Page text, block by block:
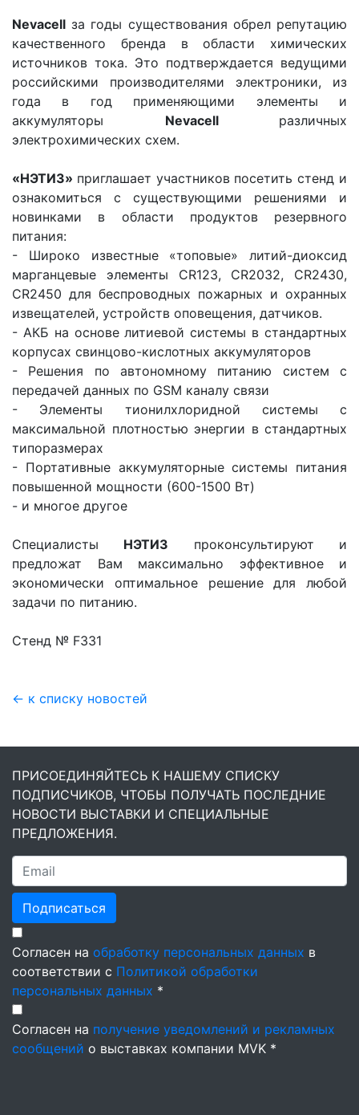
Nevacell за годы существования обрел репутацию
качественного бренда в области химических
источников тока. Это подтверждается ведущими
российскими производителями электроники, из
года в год применяющими элементы и
аккумуляторы Nevacell различных
электрохимических схем.
«НЭТИЗ» приглашает участников посетить стенд и
ознакомиться с существующими решениями и
новинками в области продуктов резервного
питания:
- Широко известные «топовые» литий-диоксид
марганцевые элементы CR123, CR2032, CR2430,
CR2450 для беспроводных пожарных и охранных
извещателей, устройств оповещения, датчиков.
- АКБ на основе литиевой системы в стандартных
корпусах свинцово-кислотных аккумуляторов
- Решения по автономному питанию систем с
передачей данных по GSM каналу связи
- Элементы тионилхлоридной системы с
максимальной плотностью энергии в стандартных
типоразмерах
- Портативные аккумуляторные системы питания
повышенной мощности (600-1500 Вт)
- и многое другое
Специалисты НЭТИЗ проконсультируют и
предложат Вам максимально эффективное и
экономически оптимальное решение для любой
задачи по питанию.
Стенд № F331
← к списку новостей
ПРИСОЕДИНЯЙТЕСЬ К НАШЕМУ СПИСКУ
ПОДПИСЧИКОВ, ЧТОБЫ ПОЛУЧАТЬ ПОСЛЕДНИЕ
НОВОСТИ ВЫСТАВКИ И СПЕЦИАЛЬНЫЕ
ПРЕДЛОЖЕНИЯ.
Подписаться
Согласен на обработку персональных данных в
соответствии с Политикой обработки
персональных данных *
Согласен на получение уведомлений и рекламных
сообщений о выставках компании MVK *